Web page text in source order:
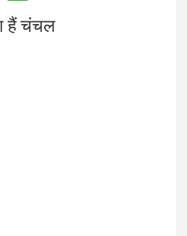
es
se
h
at
हैं चंचल